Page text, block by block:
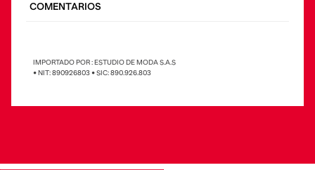
COMENTARIOS
IMPORTADO POR : ESTUDIO DE MODA S.A.S
• NIT: 890926803 • SIC: 890.926.803